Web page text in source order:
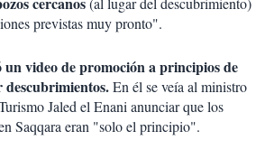
previstas muy pronto".
video de promoción a principios de
En él se veía al ministro
Jaled el Enani anunciar que los
Saqqara eran "solo el principio".